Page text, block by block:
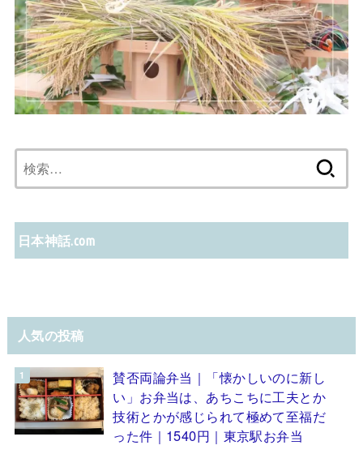
索:
日本神話.com
人気の投稿
賛否両論弁当｜「懐かしいのに新し
い」お弁当は、あちこちに工夫とか
技術とかが感じられて極めて至福だ
った件｜1540円｜東京駅お弁当